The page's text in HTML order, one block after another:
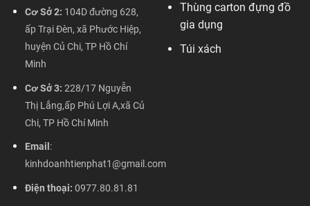
Cơ Sở 2: 104D đường 628,
ấp Trại Đèn, xã Phước Hiệp,
huyện Củ Chi, TP Hồ Chí
Minh
Cơ Sở 3: 228/17 Nguyễn
Thị Lắng,ấp Phú Lợi A,xã Củ
Chi, TP Hồ Chí Minh
Email :
kinhdoanhtienphat1@gmail.com
Điện thoại: 0977.80.81.81
Thùng carton đựng đồ
gia dụng
Túi xách